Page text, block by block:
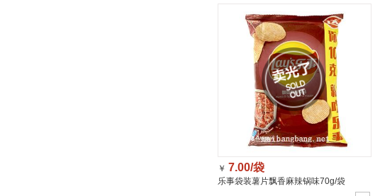
￥ 7.00/袋
乐事袋装薯片飘香麻辣锅味70g/袋